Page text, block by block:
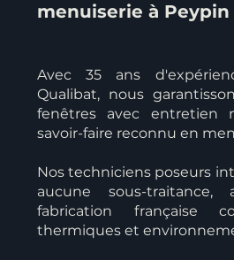
menuiserie à Peypin
Avec 35 ans
Qualibat, nous
fenêtres avec entretien
savoir-faire reconnu en
Nos techniciens poseurs
aucune sous-
fabrication française
thermiques et